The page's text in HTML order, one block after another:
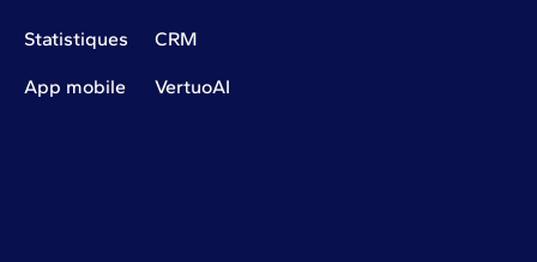
Statistiques CRM
App mobile VertuoAI